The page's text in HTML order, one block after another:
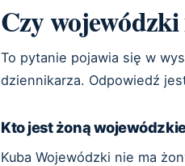
Czy wojewódzki
To pytanie pojawia się w
dziennikarza. Odpowiedź
Kto jest żoną
Kuba Wojewódzki nie ma